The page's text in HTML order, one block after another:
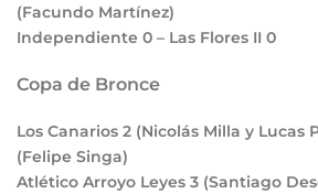
(Facundo Martínez)
Independiente 0 – Las Flores II 0
Copa de Bronce
Los Canarios 2 (Nicolás Milla y Lucas
(Felipe Singa)
Atlético Arroyo Leyes 3 (Santiago